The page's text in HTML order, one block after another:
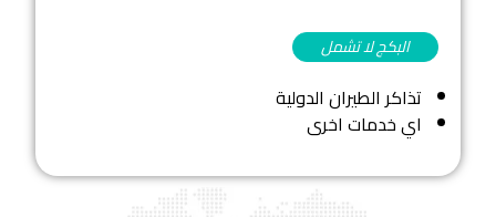
البكج لا تشمل
تذاكر الطيران الدولية
اي خدمات اخرى